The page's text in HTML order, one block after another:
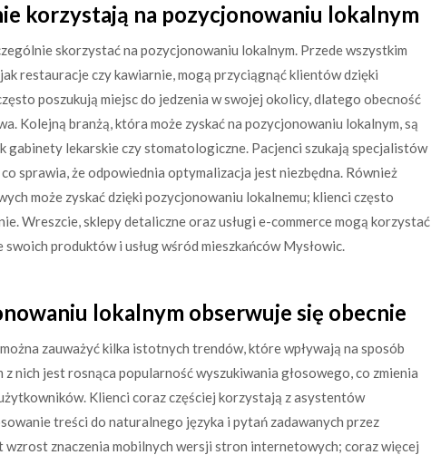
korzystają na pozycjonowaniu lokalnym
skorzystać na pozycjonowaniu lokalnym. Przede wszystkim
restauracje czy kawiarnie, mogą przyciągnąć klientów dzięki
poszukują miejsc do jedzenia w swojej okolicy, dlatego obecność
Kolejną branżą, która może zyskać na pozycjonowaniu lokalnym, są
gabinety lekarskie czy stomatologiczne. Pacjenci szukają specjalistów
sprawia, że odpowiednia optymalizacja jest niezbędna. Również
może zyskać dzięki pozycjonowaniu lokalnemu; klienci często
Wreszcie, sklepy detaliczne oraz usługi e-commerce mogą korzystać
produktów i usług wśród mieszkańców Mysłowic.
lokalnym obserwuje się obecnie
zauważyć kilka istotnych trendów, które wpływają na sposób
z nich jest rosnąca popularność wyszukiwania głosowego, co zmienia
Klienci coraz częściej korzystają z asystentów
treści do naturalnego języka i pytań zadawanych przez
znaczenia mobilnych wersji stron internetowych; coraz więcej